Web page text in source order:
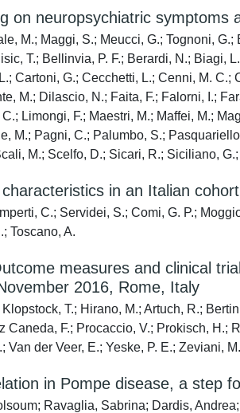
on neuropsychiatric symptoms
M.; Maggi, S.; Meucci, G.; Tognoni,
T.; Bellinvia, P. F.; Berardi, N.;
Cartoni, G.; Cecchetti, L.; Cenni, M.
M.; Dilascio, N.; Faita, F.; Falorni, I.;
Limongi, F.; Maestri, M.; Maffei, M.;
M.; Pagni, C.; Palumbo, S.;
M.; Scelfo, D.; Sicari, R.; Siciliano,
in an Italian
C.; Servidei, S.; Comi, G. P.;
Toscano, A.
measures and clinical
2016, Rome, Italy
T.; Hirano, M.; Artuch, R.;
Caneda, F.; Procaccio, V.; Prokisch,
Van der Veer, E.; Yeske, P. E.; Zeviani, M.
in Pompe disease, a step
Ravaglia, Sabrina; Dardis,